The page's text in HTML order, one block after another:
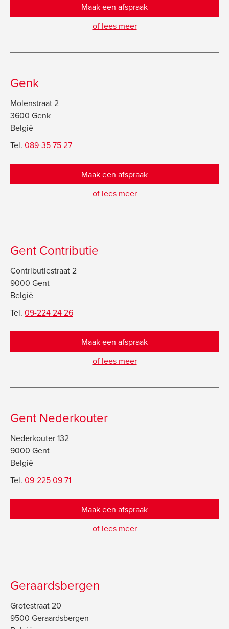
Maak een afspraak
of lees meer
Genk
Molenstraat 2
3600 Genk
België
Tel. 089-35 75 27
Maak een afspraak
of lees meer
Gent Contributie
Contributiestraat 2
9000 Gent
België
Tel. 09-224 24 26
Maak een afspraak
of lees meer
Gent Nederkouter
Nederkouter 132
9000 Gent
België
Tel. 09-225 09 71
Maak een afspraak
of lees meer
Geraardsbergen
Grotestraat 20
9500 Geraardsbergen